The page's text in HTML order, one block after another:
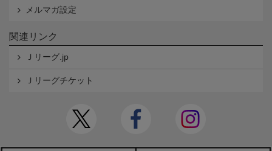
メルマガ設定
関連リンク
Ｊリーグ.jp
Ｊリーグチケット